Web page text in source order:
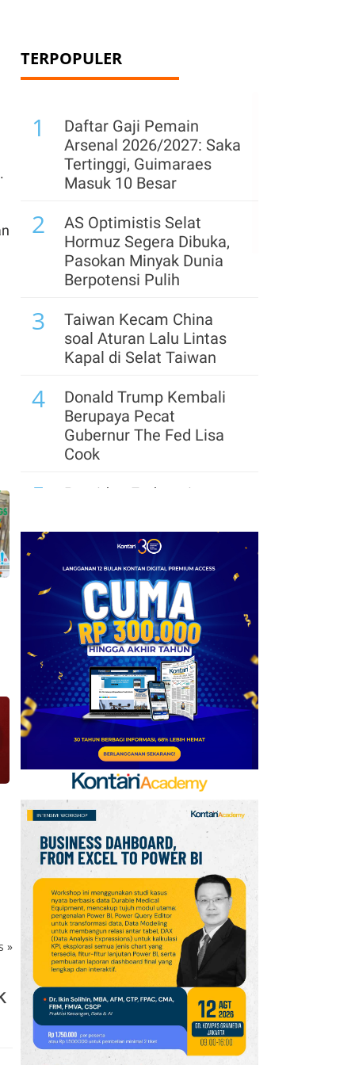
»
TERPOPULER
1
Daftar Gaji Pemain
Arsenal 2026/2027: Saka
Tertinggi, Guimaraes
Masuk 10 Besar
2
AS Optimistis Selat
Hormuz Segera Dibuka,
Pasokan Minyak Dunia
Berpotensi Pulih
3
Taiwan Kecam China
soal Aturan Lalu Lintas
Kapal di Selat Taiwan
4
Donald Trump Kembali
Berupaya Pecat
Gubernur The Fed Lisa
Cook
5
Presiden Federasi
Sendiri yang Tentukan
Waktu Pensiun
6
Pemerintah Trump
Siapkan US$ 3 Miliar
untuk Proyek Mineral
Strategis AS
7
Update Daftar Paspor
Terkuat di Dunia 2026:
Singapura Masih yang
Terbaik
Harga Emas Melonjak ke
Level Tertinggi 7 Pekan,
Data Jobs AS Jadi
Pendorong
9
Harga Minyak Brent Naik
US$ 1, Pasar Cemas
Perang Iran Belum
Berakhir
10 Houthi Serang Marib
Lagi, PBB Peringatkan
Yaman di Ambang
Konflik Lebih Luas